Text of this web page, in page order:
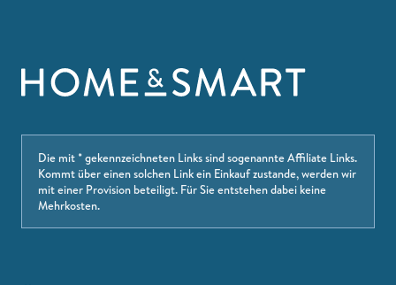
Die mit * gekennzeichneten Links sind sogenannte Affiliate Links.
Kommt über einen solchen Link ein Einkauf zustande, werden wir
mit einer Provision beteiligt. Für Sie entstehen dabei keine
Mehrkosten.